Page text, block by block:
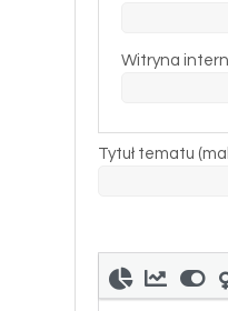
Witryna
Tytuł tematu